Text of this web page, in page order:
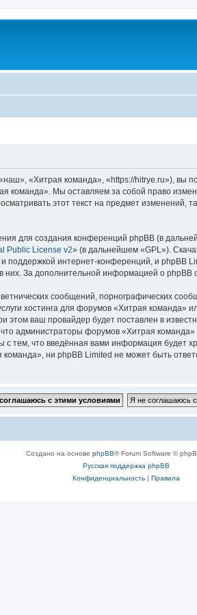
«Хитрая команда», «https://hitrye.ru»), вы
команда». Мы оставляем за собой право
этот текст на предмет изменений,
для создания конференций phpBB (в
Public License v2» (в дальнейшем «GPL»).
поддержкой интернет-конференций, и phpBB
них. За дополнительной информацией о phpBB
сообщений, порнографических
хостинга для форумов «Хитрая
ваш провайдер будет поставлен в
администраторы форумов «Хитрая
с тем, что введённая вами информация будет
ни phpBB Limited не может быть
Создано на основе phpBB® Forum Software ©
Русская поддержка phpBB
Конфиденциальность| Правила